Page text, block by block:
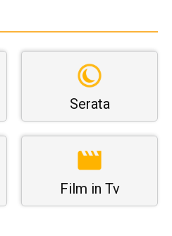
Serata
Film in Tv